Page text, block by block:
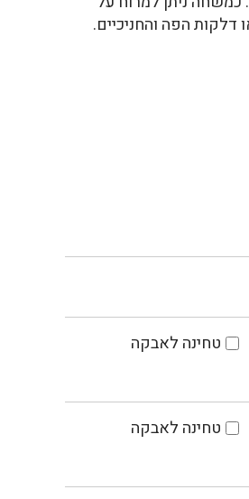
דלקות הפה והחניכיים.
טחינה לאבקה
טחינה לאבקה